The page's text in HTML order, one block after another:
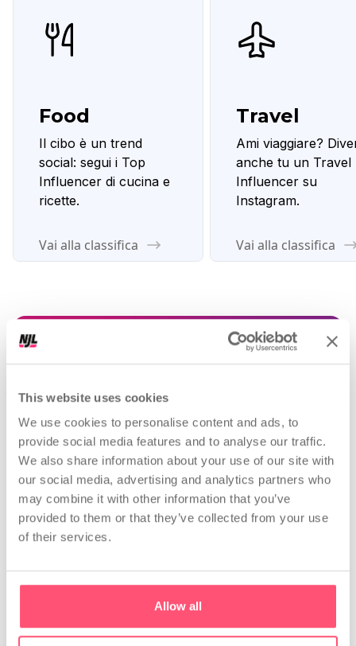
This website uses cookies
We use cookies to personalise content and ads, to
provide social media features and to analyse our traffic.
We also share information about your use of our site with
our social media, advertising and analytics partners who
may combine it with other information that you’ve
provided to them or that they’ve collected from your use
of their services.
Allow all
Food
Il cibo è un trend
social: segui i Top
Influencer di cucina e
ricette.
Vai alla classifica
Travel
Ami viaggiare?
anche tu un Travel
Influencer su
Instagram.
Vai alla classifica
Vuoi migliorare il tuo
profilo?
Consigli personalizzati, suggerimenti su
quando e cosa postare, strumenti per trovare
gli hashtag migliori. Analizza i dati business e
crea report automatici.
Inizia ora